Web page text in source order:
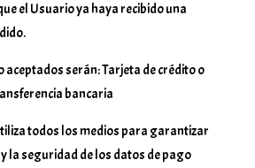
el Usuario ya haya recibido una
aceptados serán: Tarjeta de crédito o
bancaria
todos los medios para garantizar
la seguridad de los datos de pago